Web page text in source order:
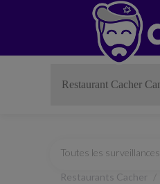
Toutes les surveillances
Restaurants Cacher